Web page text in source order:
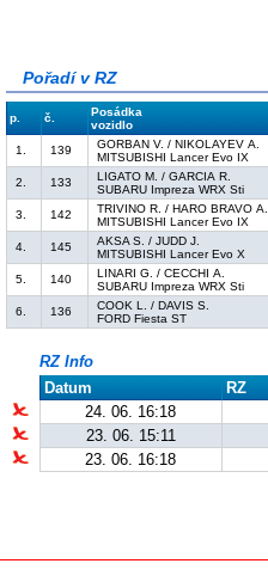
Pořadí v RZ
p. č.
Posádka
vozidlo
1.
139
GORBAN V. / NIKOLAYEV A.
MITSUBISHI Lancer Evo IX
2.
133
LIGATO M. / GARCIA R.
SUBARU Impreza WRX Sti
3.
142
TRIVINO R. / HARO BRAVO A.
MITSUBISHI Lancer Evo IX
4.
145
AKSA S. / JUDD J.
MITSUBISHI Lancer Evo X
5.
140
LINARI G. / CECCHI A.
SUBARU Impreza WRX Sti
6.
136
COOK L. / DAVIS S.
FORD Fiesta ST
RZ Info
Datum
RZ
24. 06. 16:18
23. 06. 15:11
23. 06. 16:18